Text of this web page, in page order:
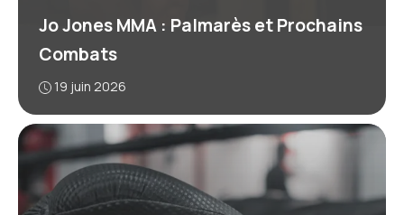
Jo Jones MMA : Palmarès et Prochains
Combats
19 juin 2026